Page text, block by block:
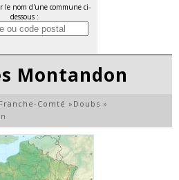
le nom d'une commune ci-
dessous :
Montandon
Comté » Doubs »